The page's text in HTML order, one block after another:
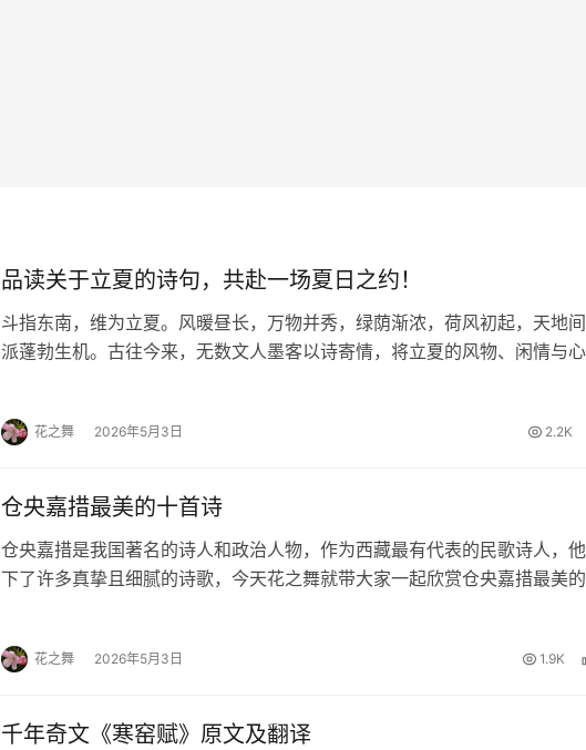
品读关于立夏的诗句，共赴一场夏日之约！
斗指东南，维为立夏。风暖昼长，万物并秀，绿荫渐浓，荷风初起，天地
派蓬勃生机。古往今来，无数文人墨客以诗寄情，将立夏的风物、闲情与
花之舞 2026年5月3日 2.2K
仓央嘉措最美的十首诗
仓央嘉措是我国著名的诗人和政治人物，作为西藏最有代表的民歌诗人，
下了许多真挚且细腻的诗歌，今天花之舞就带大家一起欣赏仓央嘉措最美
花之舞 2026年5月3日 1.9K
千年奇文《寒窑赋》原文及翻译